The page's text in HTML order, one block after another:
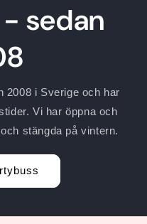
sedan
2008 i Sverige och har
Vi har öppna och
stängda på vintern.